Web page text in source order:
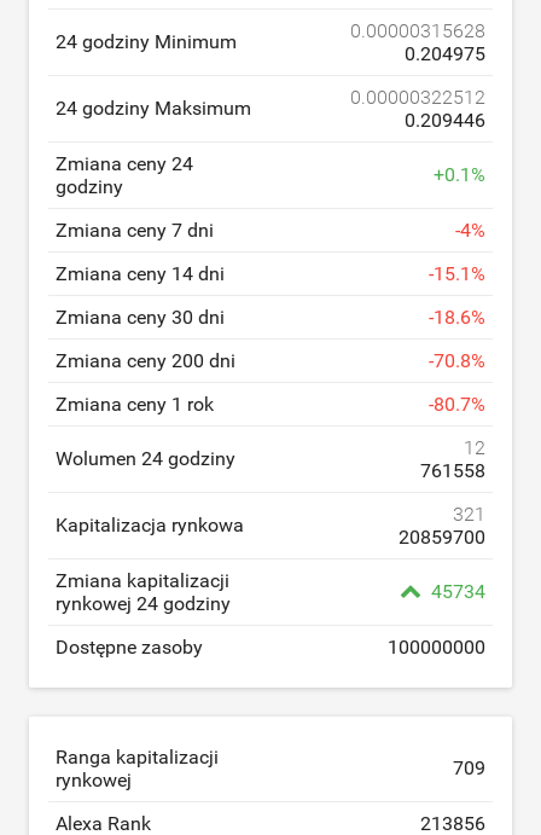
24 godziny Minimum
0.00000315628
0.204975
24 godziny Maksimum
0.00000322512
0.209446
Zmiana ceny 24
godziny
+0.1%
Zmiana ceny 7 dni -4%
Zmiana ceny 14 dni
-15.1%
Zmiana ceny 30 dni
-18.6%
Zmiana ceny 200 dni
-70.8%
Zmiana ceny 1 rok
-80.7%
Wolumen 24 godziny
12
761558
Kapitalizacja rynkowa
321
20859700
Zmiana kapitalizacji
rynkowej 24 godziny
45734
Dostępne zasoby 100000000
Ranga kapitalizacji
rynkowej
709
Alexa Rank 213856